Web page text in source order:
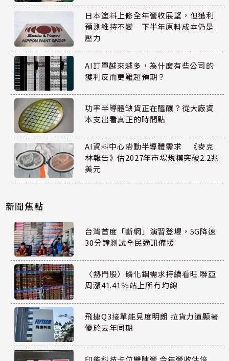
日本塗料上修全年營收展望，但獲利
預測維持不變 下半年原料成本仍是
壓力
AI訂單越來越多，為什麼有些公司的
獲利反而更難超預期？
功率半導體缺貨正在醞釀？從大廠資
本支出看真正的時間點
AI資料中心帶動半導體需求 《麥克
林報告》估2027年市場規模突破2.2兆
美元
新聞焦點
台灣首度「斷網」演習登場，5G降速
30分鐘測試全民通訊備援
〈熱門股〉磷化銦需求持續看旺 聯亞
周漲41.41％站上所有均線
飛捷Q3接單能見度明朗 拉貨力道顯著
優於去年同期